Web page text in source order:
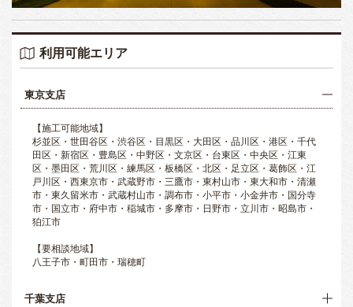
利用可能エリア
東京支店
【施工可能地域】
杉並区・世田谷区・渋谷区・目黒区・大田区・品川区・港区・千代
田区・新宿区・豊島区・中野区・文京区・台東区・中央区・江東
区・墨田区・荒川区・練馬区・板橋区・北区・足立区・葛飾区・江
戸川区・西東京市・武蔵野市・三鷹市・東村山市・東大和市・清瀬
市・東久留米市・武蔵村山市・調布市・小平市・小金井市・国分寺
市・国立市・府中市・稲城市・多摩市・日野市・立川市・昭島市・
狛江市
【要相談地域】
八王子市・町田市・瑞穂町
千葉支店